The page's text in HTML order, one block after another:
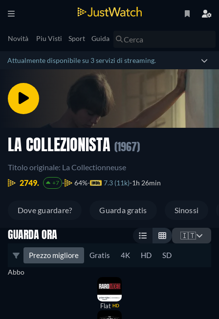
Novità Piu Visti Sport Guida
Attualmente disponibile su 3 servizi di streaming.
LA COLLEZIONISTA (1967)
Titolo originale: La Collectionneuse
2749.
+7 64% 7.3 (11k) 1h 26min
Dove guardare? Guarda gratis Sinossi
GUARDA ORA 🇮🇹
Prezzo migliore Gratis 4K HD SD
Abbo
Flat HD